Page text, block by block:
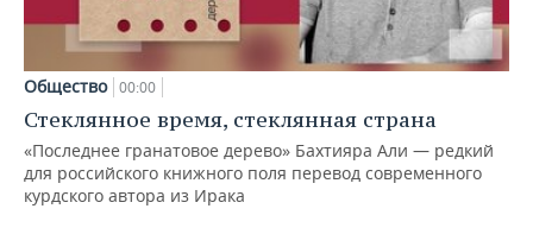
Общество 00:00
Стеклянное время, стеклянная страна
«Последнее гранатовое дерево» Бахтияра Али — редкий
для российского книжного поля перевод современного
курдского автора из Ирака